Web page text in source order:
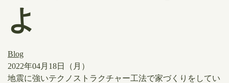
よ
Blog
2022年04月18日（月）
地震に強いテクノストラクチャー工法で家づくりをしてい